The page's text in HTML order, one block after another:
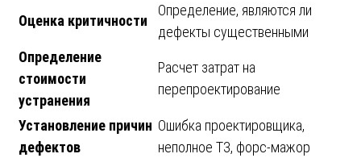
Оценка критичности
Определение, являются ли
дефекты существенными
Определение
стоимости
устранения
Расчет затрат на
перепроектирование
Установление причин
дефектов
Ошибка проектировщика,
неполное ТЗ, форс-мажор